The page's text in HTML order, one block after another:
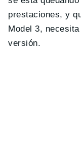
prestaciones, y
Model 3,
versión.